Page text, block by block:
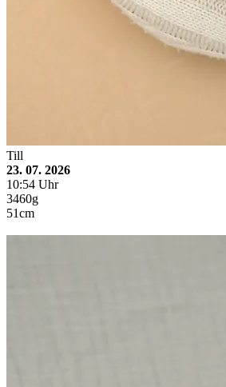
Till
23. 07. 2026
10:54 Uhr
3460g
51cm